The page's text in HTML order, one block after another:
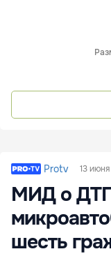
Protv 13
МИД о
шесть